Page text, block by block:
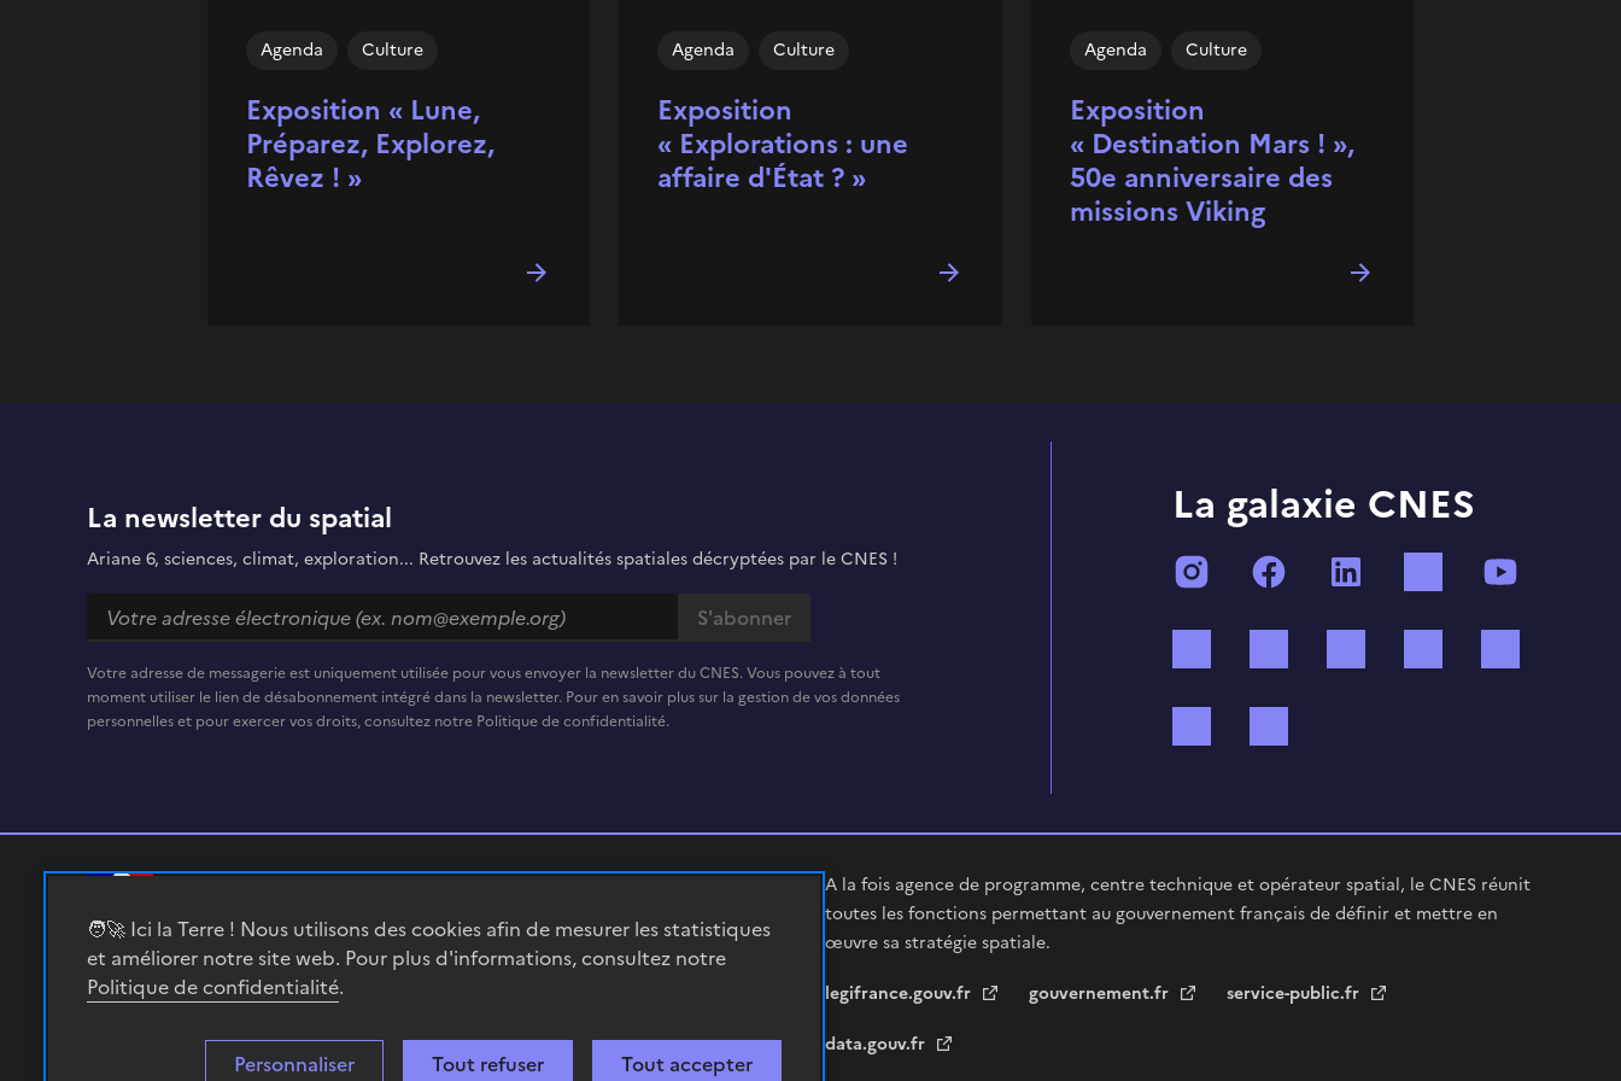
🧑‍🚀 Ici la Terre ! Nous utilisons des cookies afin de mesurer les statistiques
et améliorer notre site web. Pour plus d'informations, consultez notre
Politique de confidentialité.
Tout accepter
Tout refuser
Personnaliser
Exposition « Lune,
Préparez, Explorez,
Rêvez ! »
Agenda Culture
Exposition
« Explorations : une
affaire d'État ? »
Agenda Culture
Exposition
« Destination Mars ! »,
50e anniversaire des
missions Viking
Agenda Culture
La newsletter du spatial
Ariane 6, sciences, climat, exploration... Retrouvez les actualités spatiales décryptées par le CNES !
Votre adresse de messagerie est uniquement utilisée pour vous envoyer la newsletter du CNES. Vous pouvez à tout
moment utiliser le lien de désabonnement intégré dans la newsletter. Pour en savoir plus sur la gestion de vos données
personnelles et pour exercer vos droits, consultez notre Politique de confidentialité.
La galaxie CNES
InstagramFacebook TikTok
RÉPUBLIQUE
FRANÇAISE
A la fois agence de programme, centre technique et opérateur spatial, le CNES réunit
toutes les fonctions permettant au gouvernement français de définir et mettre en
œuvre sa stratégie spatiale.
legifrance.gouv.fr
gouvernement.fr
service-public.fr
data.gouv.fr